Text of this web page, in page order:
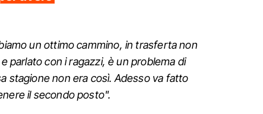
un ottimo cammino, in trasferta non
parlato con i ragazzi, è un problema di
stagione non era così. Adesso va fatto
il secondo posto".